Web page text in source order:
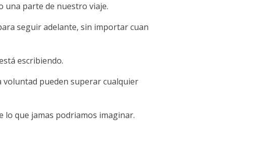
una parte de nuestro viaje.
seguir adelante, sin importar cuan
escribiendo.
voluntad pueden superar cualquier
lo que jamas podriamos imaginar.